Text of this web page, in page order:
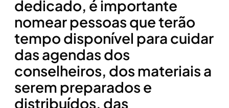
dedicado, é importante
nomear pessoas que terão
tempo disponível para cuidar
das agendas dos
conselheiros, dos materiais a
serem preparados e
distribuídos, das